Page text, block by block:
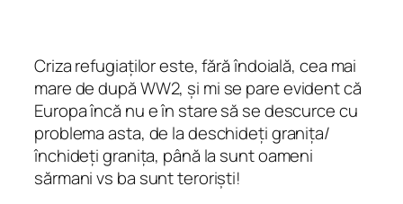
Criza refugiaților este, fără îndoială, cea mai
mare de după WW2, și mi se pare evident că
Europa încă nu e în stare să se descurce cu
problema asta, de la deschideți granița/
închideți granița, până la sunt oameni
sărmani vs ba sunt teroriști!